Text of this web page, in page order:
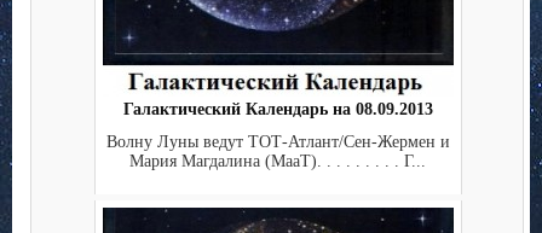
Галактический Календарь на 08.09.2013
Волну Луны ведут ТОТ-Атлант/Сен-Жермен и
Мария Магдалина (МааТ). . . . . . . . . Г...